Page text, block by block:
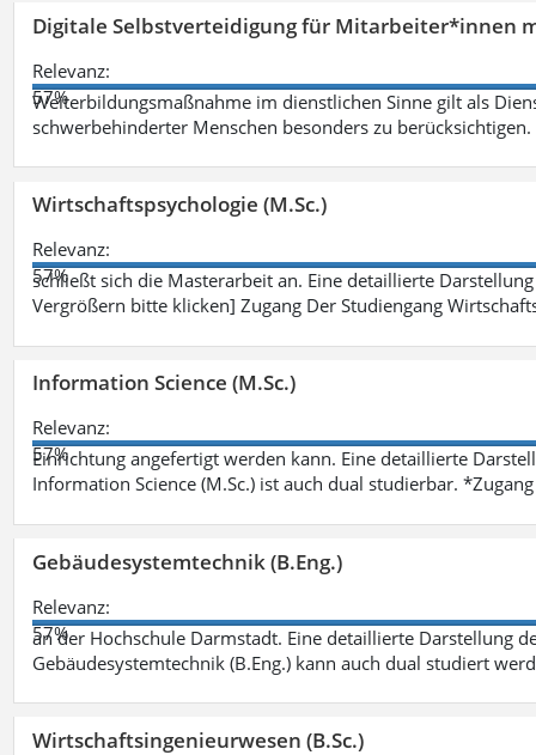
Digitale Selbstverteidigung für Mitarbeiter*innen
Relevanz:
57%
Weiterbildungsmaßnahme im dienstlichen Sinne gilt als
schwerbehinderter Menschen besonders zu berücksichtigen.
Wirtschaftspsychologie (M.Sc.)
Relevanz:
57%
schließt sich die Masterarbeit an. Eine detaillierte
Vergrößern bitte klicken] Zugang Der Studiengang
Information Science (M.Sc.)
Relevanz:
57%
Einrichtung angefertigt werden kann. Eine detaillierte
Information Science (M.Sc.) ist auch dual studierbar.
Gebäudesystemtechnik (B.Eng.)
Relevanz:
57%
an der Hochschule Darmstadt. Eine detaillierte Darstellung
Gebäudesystemtechnik (B.Eng.) kann auch dual studiert
Wirtschaftsingenieurwesen (B.Sc.)